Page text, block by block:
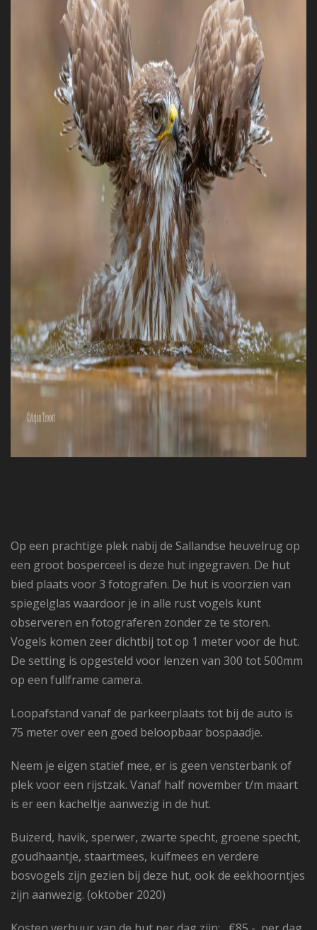
Op een prachtige plek nabij de Sallandse heuvelrug op
een groot bosperceel is deze hut ingegraven. De hut
bied plaats voor 3 fotografen. De hut is voorzien van
spiegelglas waardoor je in alle rust vogels kunt
observeren en fotograferen zonder ze te storen.
Vogels komen zeer dichtbij tot op 1 meter voor de hut.
De setting is opgesteld voor lenzen van 300 tot 500mm
op een fullframe camera.
Loopafstand vanaf de parkeerplaats tot bij de auto is
75 meter over een goed beloopbaar bospaadje.
Neem je eigen statief mee, er is geen vensterbank of
plek voor een rijstzak. Vanaf half november t/m maart
is er een kacheltje aanwezig in de hut.
Buizerd, havik, sperwer, zwarte specht, groene specht,
goudhaantje, staartmees, kuifmees en verdere
bosvogels zijn gezien bij deze hut, ook de eekhoorntjes
zijn aanwezig. (oktober 2020)